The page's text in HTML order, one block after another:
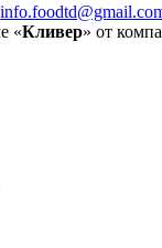
«Кливер» от